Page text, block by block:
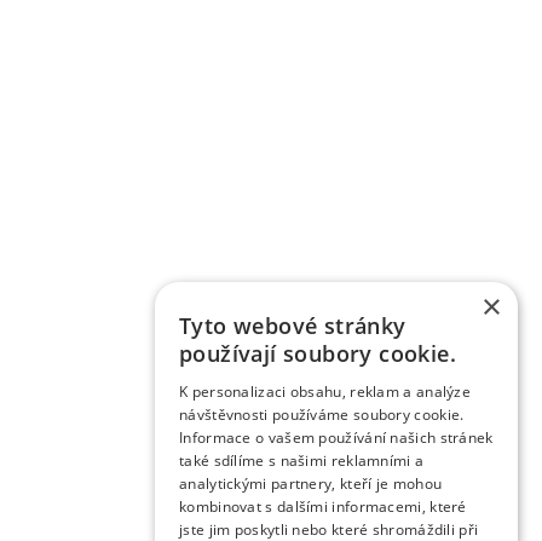
×
Tyto webové stránky
používají soubory cookie.
K personalizaci obsahu, reklam a analýze
návštěvnosti používáme soubory cookie.
Informace o vašem používání našich stránek
také sdílíme s našimi reklamními a
analytickými partnery, kteří je mohou
kombinovat s dalšími informacemi, které
jste jim poskytli nebo které shromáždili při